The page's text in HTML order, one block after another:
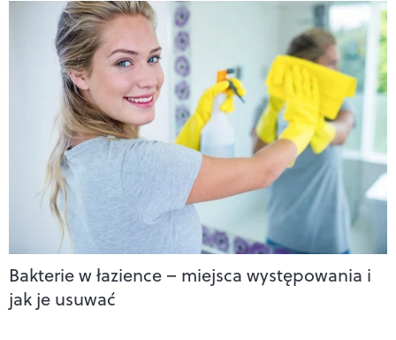
Bakterie w łazience – miejsca występowania i
jak je usuwać